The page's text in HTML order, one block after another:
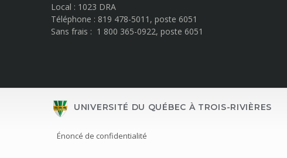
Local : 1023 DRA
Téléphone : 819 478-5011, poste 6051
Sans frais : 1 800 365-0922, poste 6051
UNIVERSITÉ DU QUÉBEC À TROIS-RIVIÈRES
Énoncé de confidentialité